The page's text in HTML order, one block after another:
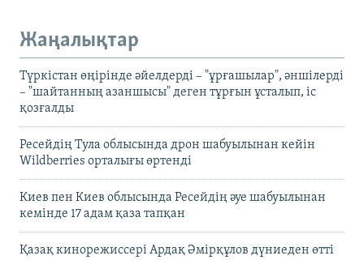
Жаңалықтар
Түркістан өңірінде әйелдерді – "ұрғашылар", әншілерді
– "шайтанның азаншысы" деген тұрғын ұсталып, іс
қозғалды
Ресейдің Тула облысында дрон шабуылынан кейін
Wildberries орталығы өртенді
Киев пен Киев облысында Ресейдің әуе шабуылынан
кемінде 17 адам қаза тапқан
Қазақ кинорежиссері Ардақ Әмірқұлов дүниеден өтті